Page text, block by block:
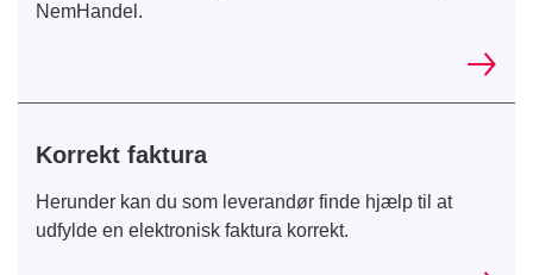
NemHandel.
Korrekt faktura
Herunder kan du som leverandør finde hjælp til at
udfylde en elektronisk faktura korrekt.